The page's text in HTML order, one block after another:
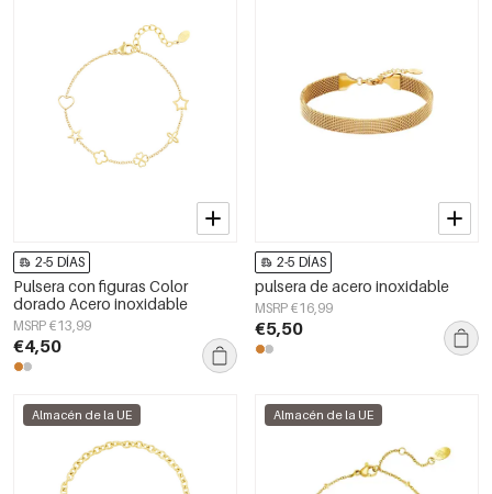
2-5 DÍAS
Pulsera con figuras Color
dorado Acero inoxidable
MSRP €13,99
€4,50
2-5 DÍAS
pulsera de acero inoxidable
MSRP €16,99
€5,50
Almacén de la UE Almacén de la UE